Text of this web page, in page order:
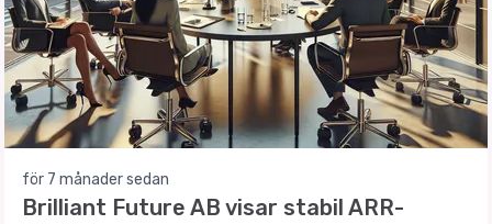
för 7 månader sedan
Brilliant Future AB visar stabil ARR-